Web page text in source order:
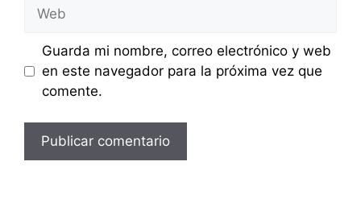
Web
Guarda mi nombre, correo electrónico y web
en este navegador para la próxima vez que
comente.